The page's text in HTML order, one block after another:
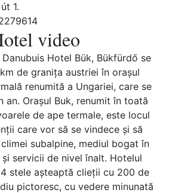
1.
video
Hotel Bük, Bükfürdő se
de graniţa austriei în oraşul
renumită a Ungariei, care se
an. Oraşul Buk, renumit în toată
de ape termale, este locul
care vor să se vindece şi să
subalpine, mediul bogat în
servicii de nivel înalt. Hotelul
stele aşteaptă clieţii cu 200 de
pictoresc, cu vedere minunată